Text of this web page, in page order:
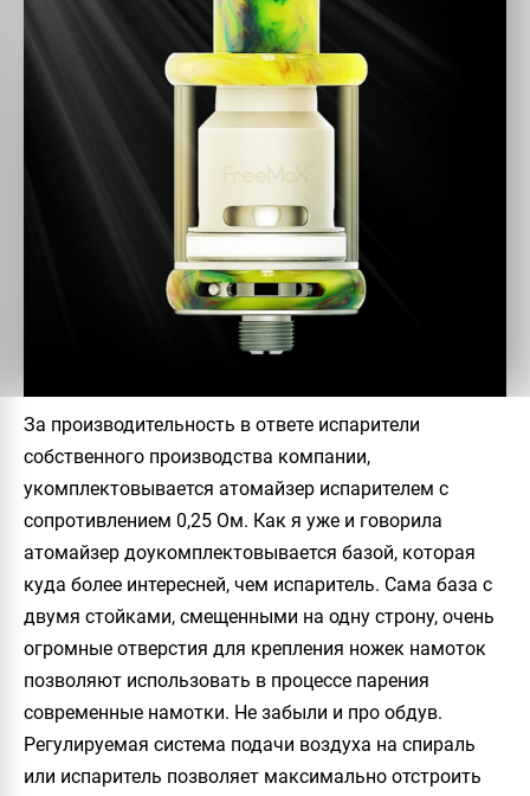
За производительность в ответе испарители
собственного производства компании,
укомплектовывается атомайзер испарителем с
сопротивлением 0,25 Ом. Как я уже и говорила
атомайзер доукомплектовывается базой, которая
куда более интересней, чем испаритель. Сама база с
двумя стойками, смещенными на одну строну, очень
огромные отверстия для крепления ножек намоток
позволяют использовать в процессе парения
современные намотки. Не забыли и про обдув.
Регулируемая система подачи воздуха на спираль
или испаритель позволяет максимально отстроить